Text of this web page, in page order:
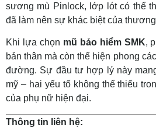
sương mù Pinlock, lớp lót có thể
đã làm nên sự khác biệt của
Khi lựa chọn mũ bảo hiểm SMK,
bản thân mà còn thể hiện phong
đường. Sự đầu tư hợp lý này
mỹ – hai yếu tố không thể thiếu
của phụ nữ hiện đại.
Thông tin liên hệ: